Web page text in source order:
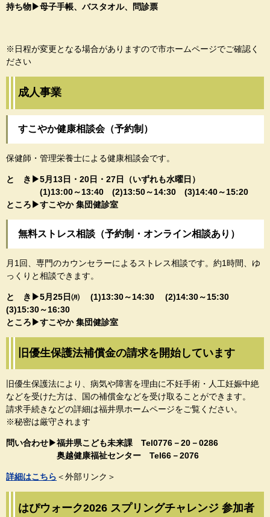
​持ち物▶母子手帳、バスタオル、問診票
※日程が変更となる場合がありますので市ホームページでご確認く
ださい
成人事業​
すこやか健康相談会（予約制）
保健師・管理栄養士による健康相談会です。
と き▶5月13日・20日・27日​​（いずれも水曜日）​
(1)13:00～13:40 (2)13:50～14:30 (3)14:40～15:20​
ところ▶すこやか 集団健診室
無料ストレス相談（予約制・オンライン相談あり）
月1回、専門のカウンセラーによるストレス相談です。約1時間、ゆ
っくりと相談できます。
と き▶5月25日㈪​​ (1)13:30～14:30 (2)14:30～15:30
(3)15:30～16:30
ところ▶すこやか 集団健診室
旧優生保護法補償金の請求を開始しています
旧優生保護法により、病気や障害を理由に不妊手術・人工妊娠中絶
などを受けた方は、国の補償金などを受け取ることができます。
請求手続きなどの詳細は福井県ホームページをご覧ください。
※秘密は厳守されます
問い合わせ▶福井県こども未来課 Tel0776－20－0286
奥越健康福祉センター Tel66－2076
詳細はこちら ＜外部リンク＞
はぴウォーク2026 スプリングチャレンジ 参加者